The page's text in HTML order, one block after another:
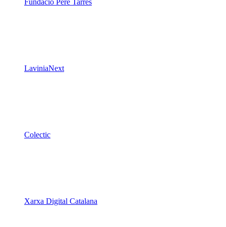
Fundació Pere Tarrés
LaviniaNext
Colectic
Xarxa Digital Catalana